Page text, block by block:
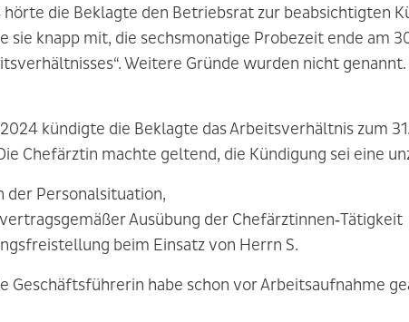
die Beklagte den Betriebsrat zur beabsichtigten
sie knapp mit, die sechsmonatige Probezeit ende am
Weitere Gründe wurden nicht
kündigte die Beklagte das Arbeitsverhältnis zum
Chefärztin machte geltend, die Kündigung sei eine
der Personalsituation,
Ausübung der Chefärztinnen‑Tätigkeit
beim Einsatz von Herrn S.
Geschäftsführerin habe schon vor Arbeitsaufnahme